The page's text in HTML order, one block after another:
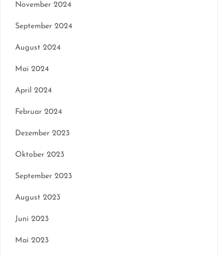
November 2024
September 2024
August 2024
Mai 2024
April 2024
Februar 2024
Dezember 2023
Oktober 2023
September 2023
August 2023
Juni 2023
Mai 2023